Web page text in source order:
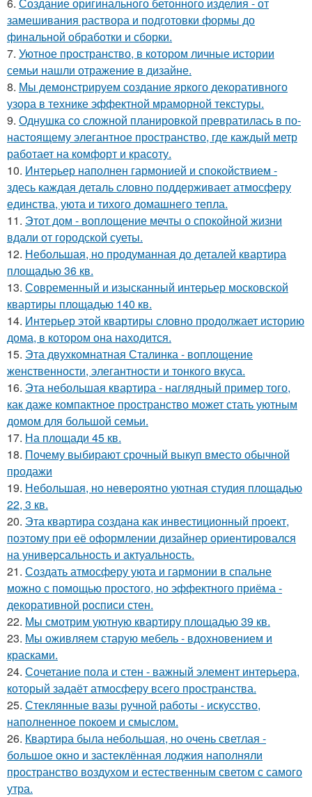
6. Создание оригинального бетонного изделия - от
замешивания раствора и подготовки формы до
финальной обработки и сборки.
7. Уютное пространство, в котором личные истории
семьи нашли отражение в дизайне.
8. Мы демонстрируем создание яркого декоративного
узора в технике эффектной мраморной текстуры.
9. Однушка со сложной планировкой превратилась в по-
настоящему элегантное пространство, где каждый метр
работает на комфорт и красоту.
10. Интерьер наполнен гармонией и спокойствием -
здесь каждая деталь словно поддерживает атмосферу
единства, уюта и тихого домашнего тепла.
11. Этот дом - воплощение мечты о спокойной жизни
вдали от городской суеты.
12. Небольшая, но продуманная до деталей квартира
площадью 36 кв.
13. Современный и изысканный интерьер московской
квартиры площадью 140 кв.
14. Интерьер этой квартиры словно продолжает историю
дома, в котором она находится.
15. Эта двухкомнатная Сталинка - воплощение
женственности, элегантности и тонкого вкуса.
16. Эта небольшая квартира - наглядный пример того,
как даже компактное пространство может стать уютным
домом для большой семьи.
17. На площади 45 кв.
18. Почему выбирают срочный выкуп вместо обычной
продажи
19. Небольшая, но невероятно уютная студия площадью
22, 3 кв.
20. Эта квартира создана как инвестиционный проект,
поэтому при её оформлении дизайнер ориентировался
на универсальность и актуальность.
21. Создать атмосферу уюта и гармонии в спальне
можно с помощью простого, но эффектного приёма -
декоративной росписи стен.
22. Мы смотрим уютную квартиру площадью 39 кв.
23. Мы оживляем старую мебель - вдохновением и
красками.
24. Сочетание пола и стен - важный элемент интерьера,
который задаёт атмосферу всего пространства.
25. Стеклянные вазы ручной работы - искусство,
наполненное покоем и смыслом.
26. Квартира была небольшая, но очень светлая -
большое окно и застеклённая лоджия наполняли
пространство воздухом и естественным светом с самого
утра.